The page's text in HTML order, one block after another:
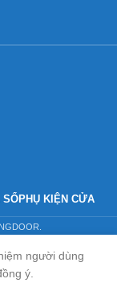
SỔPHỤ KIỆN CỬA
người dùng
ý.